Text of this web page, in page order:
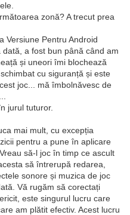
zonă? A trecut prea
Versiune Pentru Android
a fost bun până când am
și uneori îmi blochează
cu siguranță și este
joc... mă îmbolnăvesc de
jurul tuturor.
mai mult, cu excepția
pentru a pune în aplicare
să-l joc în timp ce ascult
să întrerupă redarea,
sonore și muzica de joc
Vă rugăm să corectați
este singurul lucru care
am plătit efectiv. Acest lucru